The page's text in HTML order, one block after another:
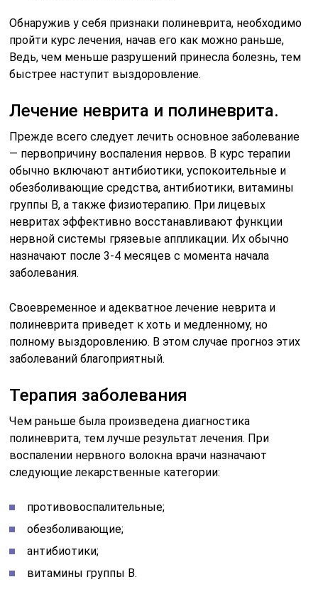
Обнаружив у себя признаки полиневрита, необходимо
пройти курс лечения, начав его как можно раньше,
Ведь, чем меньше разрушений принесла болезнь, тем
быстрее наступит выздоровление.
Лечение неврита и полиневрита.
Прежде всего следует лечить основное заболевание
— первопричину воспаления нервов. В курс терапии
обычно включают антибиотики, успокоительные и
обезболивающие средства, антибиотики, витамины
группы В, а также физиотерапию. При лицевых
невритах эффективно восстанавливают функции
нервной системы грязевые аппликации. Их обычно
назначают после 3-4 месяцев с момента начала
заболевания.
Своевременное и адекватное лечение неврита и
полиневрита приведет к хоть и медленному, но
полному выздоровлению. В этом случае прогноз этих
заболеваний благоприятный.
Терапия заболевания
Чем раньше была произведена диагностика
полиневрита, тем лучше результат лечения. При
воспалении нервного волокна врачи назначают
следующие лекарственные категории:
противовоспалительные;
обезболивающие;
антибиотики;
витамины группы B.